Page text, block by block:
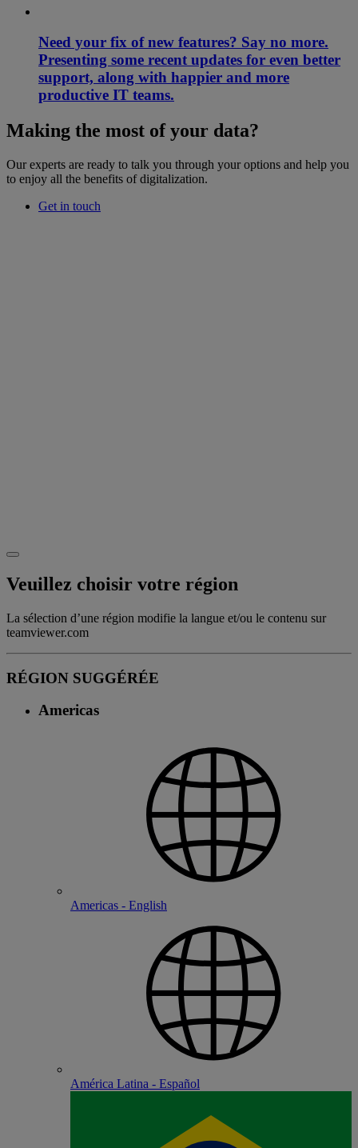
Need your fix of new features? Say no more.
Presenting some recent updates for even better
support, along with happier and more
productive IT teams.
Making the most of your data?
Our experts are ready to talk you through your options and help you
to enjoy all the benefits of digitalization.
Get in touch
Veuillez choisir votre région
La sélection d’une région modifie la langue et/ou le contenu sur
teamviewer.com
RÉGION SUGGÉRÉE
Americas
Americas - English
América Latina - Español